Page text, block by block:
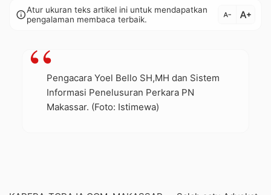
infoAtur ukuran teks artikel ini untuk mendapatkan
pengalaman membaca terbaik.
text_decrease text_increase
Pengacara Yoel Bello SH,MH dan Sistem
Informasi Penelusuran Perkara PN
Makassar. (Foto: Istimewa)